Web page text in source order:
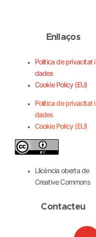
Enllaços
Política de privacitat i
dades
Cookie Policy (EU)
Política de privacitat i
dades
Cookie Policy (EU)
Llicència oberta de
Creative Commons
Contacteu